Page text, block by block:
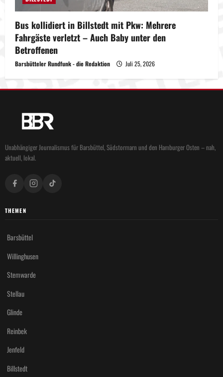
Bus kollidiert in Billstedt mit Pkw: Mehrere
Fahrgäste verletzt – Auch Baby unter den
Betroffenen
Barsbütteler Rundfunk - die Redaktion Juli 25, 2026
Unabhängiger Journalismus für Barsbüttel, Südstormarn und den Hamburger Osten – nah,
aktuell, lokal.
THEMEN
Barsbüttel
Willinghusen
Stemwarde
Stellau
Glinde
Reinbek
Jenfeld
Billstedt